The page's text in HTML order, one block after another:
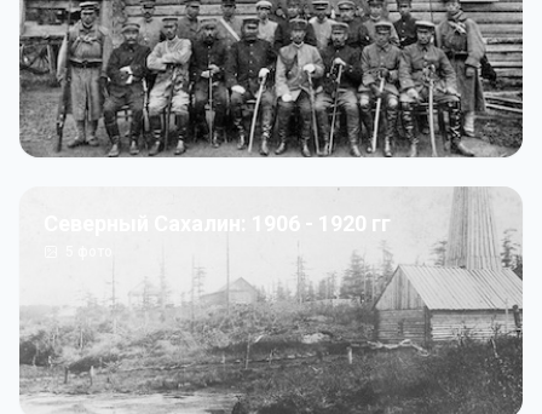
Северный Сахалин: 1906 - 1920 гг